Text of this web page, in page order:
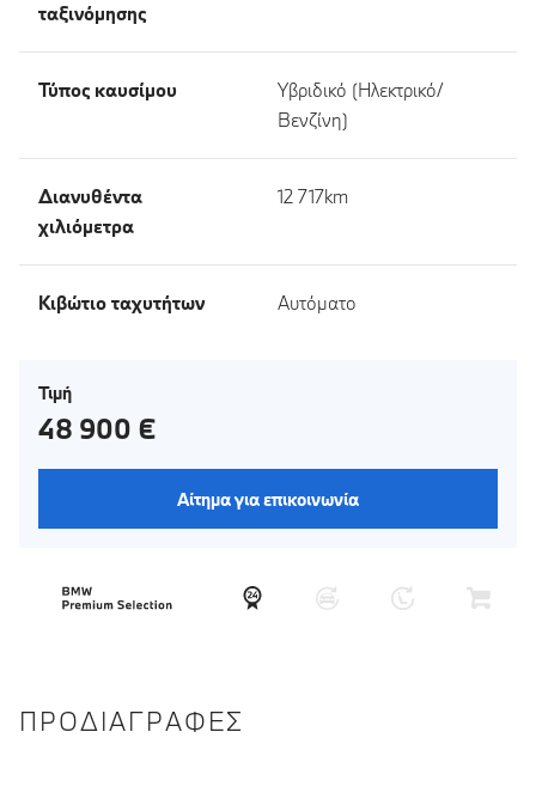
ταξινόμησης
Τύπος καυσίμου
Υβριδικό (Ηλεκτρικό/
Βενζίνη)
Διανυθέντα
χιλιόμετρα
12 717km
Κιβώτιο ταχυτήτων Αυτόματο
Τιμή
48 900 €
Αίτημα για επικοινωνία
ΠΡΟΔΙΑΓΡΑΦΈΣ